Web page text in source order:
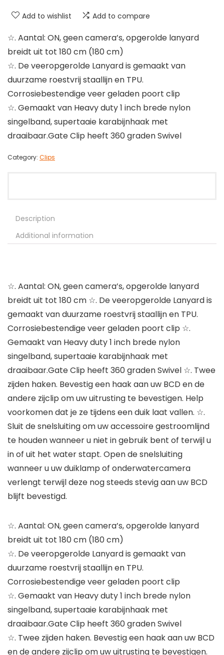
Add to wishlist Add to compare
☆. Aantal: ON, geen camera’s, opgerolde lanyard
breidt uit tot 180 cm (180 cm)
☆. De veeropgerolde Lanyard is gemaakt van
duurzame roestvrij staallijn en TPU.
Corrosiebestendige veer geladen poort clip
☆. Gemaakt van Heavy duty 1 inch brede nylon
singelband, supertaaie karabijnhaak met
draaibaar.Gate Clip heeft 360 graden Swivel
Category: Clips
Description
Additional information
☆. Aantal: ON, geen camera’s, opgerolde lanyard
breidt uit tot 180 cm ☆. De veeropgerolde Lanyard is
gemaakt van duurzame roestvrij staallijn en TPU.
Corrosiebestendige veer geladen poort clip ☆.
Gemaakt van Heavy duty 1 inch brede nylon
singelband, supertaaie karabijnhaak met
draaibaar.Gate Clip heeft 360 graden Swivel ☆. Twee
zijden haken. Bevestig een haak aan uw BCD en de
andere zijclip om uw uitrusting te bevestigen. Help
voorkomen dat je ze tijdens een duik laat vallen. ☆.
Sluit de snelsluiting om uw accessoire gestroomlijnd
te houden wanneer u niet in gebruik bent of terwijl u
in of uit het water stapt. Open de snelsluiting
wanneer u uw duiklamp of onderwatercamera
verlengt terwijl deze nog steeds stevig aan uw BCD
blijft bevestigd.
☆. Aantal: ON, geen camera’s, opgerolde lanyard
breidt uit tot 180 cm (180 cm)
☆. De veeropgerolde Lanyard is gemaakt van
duurzame roestvrij staallijn en TPU.
Corrosiebestendige veer geladen poort clip
☆. Gemaakt van Heavy duty 1 inch brede nylon
singelband, supertaaie karabijnhaak met
draaibaar.Gate Clip heeft 360 graden Swivel
☆. Twee zijden haken. Bevestig een haak aan uw BCD
en de andere zijclip om uw uitrusting te bevestigen.